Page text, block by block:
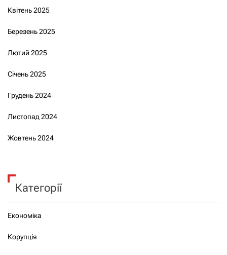
Квітень 2025
Березень 2025
Лютий 2025
Січень 2025
Грудень 2024
Листопад 2024
Жовтень 2024
Категорії
Економіка
Корупція